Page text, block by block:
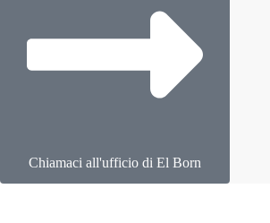
Chiamaci all'ufficio di El Born